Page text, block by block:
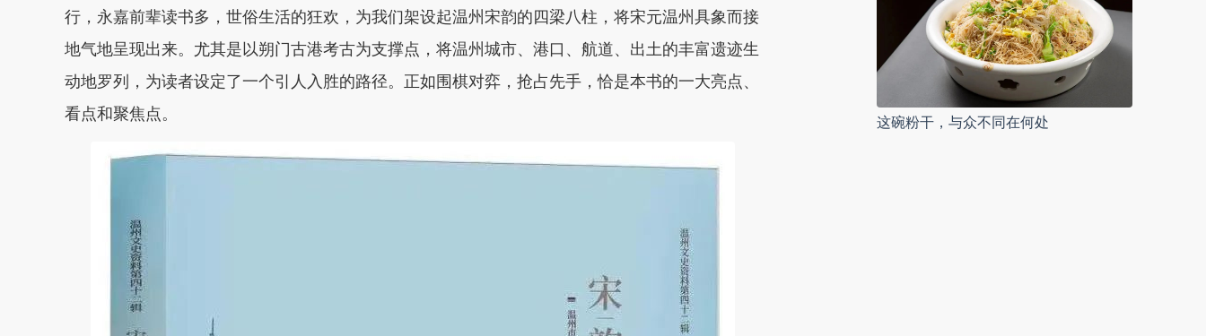
行，永嘉前辈读书多，世俗生活的狂欢 ，为我们架设起温州宋韵的四梁八柱，将宋元温州具象而接
地气地呈现出来。尤其是以朔门古港考古为支撑点，将温州城市、港口、航道、出土的丰富遗迹生
动地罗列，为读者设定了一个引人入胜的路径。正如围棋对弈，抢占先手，恰是本书的一大亮点、
看点和聚焦点。
这碗粉干，与众不同在何处